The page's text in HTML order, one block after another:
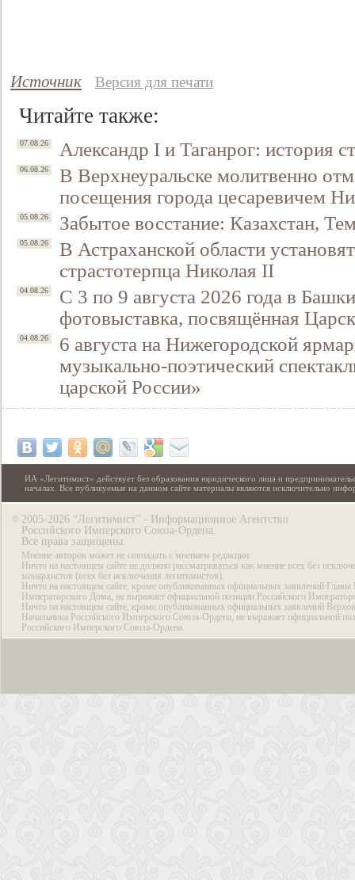
Источник Версия для печати
Читайте также:
07.08.26 Александр I и Таганрог: история
06.08.26
В Верхнеуральске молитвенно
посещения города цесаревичем
05.08.26 Забытое восстание: Казахстан,
05.08.26
В Астраханской области
страстотерпца Николая II
04.08.26
С 3 по 9 августа 2026 года в
фотовыставка, посвящённая
04.08.26
6 августа на Нижегородской
музыкально-поэтический
царской России»
ИА «Легитимист» действует без образования юридического лица и
началах. Все публикуемые на данном сайте материалы являются исключительно
© 2005-2026 “Легитимист” - Информационное Агентство
Российского Имперского Союза-Ордена.
Все права защищены.
Мнение авторов может не совпадать с мнением редакции.
Ничто на настоящем сайте не должно рассматриваться как мнение всех без
монархистов (всех без исключения легитимистов).
Ничто на настоящем сайте, кроме опубликованных официальных заявлений Главы
Императорского Дома, не выражает официальной позиции Российского
Ничто на настоящем сайте, кроме опубликованных официальных заявлений
Начальника Российского Имперского Союза-Ордена, не выражает официальной
Российского Имперского Союза-Ордена.